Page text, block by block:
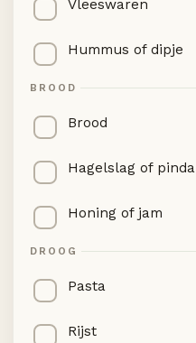
Vleeswaren
Hummus of dipje
BROOD
Brood
Hagelslag of
Honing of jam
DROOG
Pasta
Rijst